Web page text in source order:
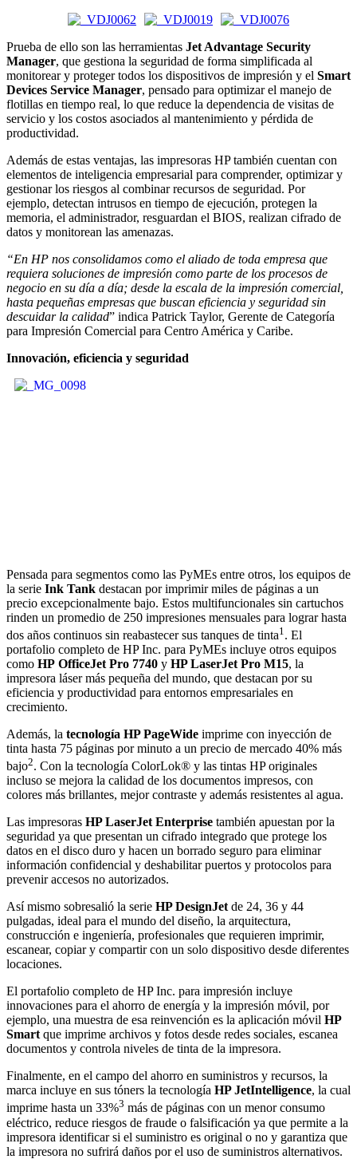
Prueba de ello son las herramientas Jet Advantage Security
Manager, que gestiona la seguridad de forma simplificada al
monitorear y proteger todos los dispositivos de impresión y el Smart
Devices Service Manager, pensado para optimizar el manejo de
flotillas en tiempo real, lo que reduce la dependencia de visitas de
servicio y los costos asociados al mantenimiento y pérdida de
productividad.
Además de estas ventajas, las impresoras HP también cuentan con
elementos de inteligencia empresarial para comprender, optimizar y
gestionar los riesgos al combinar recursos de seguridad. Por
ejemplo, detectan intrusos en tiempo de ejecución, protegen la
memoria, el administrador, resguardan el BIOS, realizan cifrado de
datos y monitorean las amenazas.
“En HP nos consolidamos como el aliado de toda empresa que
requiera soluciones de impresión como parte de los procesos de
negocio en su día a día; desde la escala de la impresión comercial,
hasta pequeñas empresas que buscan eficiencia y seguridad sin
descuidar la calidad” indica Patrick Taylor, Gerente de Categoría
para Impresión Comercial para Centro América y Caribe.
Innovación, eficiencia y seguridad
Pensada para segmentos como las PyMEs entre otros, los equipos de
la serie Ink Tank destacan por imprimir miles de páginas a un
precio excepcionalmente bajo. Estos multifuncionales sin cartuchos
rinden un promedio de 250 impresiones mensuales para lograr hasta
dos años continuos sin reabastecer sus tanques de tinta1 . El
portafolio completo de HP Inc. para PyMEs incluye otros equipos
como HP OfficeJet Pro 7740 y HP LaserJet Pro M15, la
impresora láser más pequeña del mundo, que destacan por su
eficiencia y productividad para entornos empresariales en
crecimiento.
Además, la tecnología HP PageWide imprime con inyección de
tinta hasta 75 páginas por minuto a un precio de mercado 40% más
bajo2. Con la tecnología ColorLok® y las tintas HP originales
incluso se mejora la calidad de los documentos impresos, con
colores más brillantes, mejor contraste y además resistentes al agua.
Las impresoras HP LaserJet Enterprise también apuestan por la
seguridad ya que presentan un cifrado integrado que protege los
datos en el disco duro y hacen un borrado seguro para eliminar
información confidencial y deshabilitar puertos y protocolos para
prevenir accesos no autorizados.
Así mismo sobresalió la serie HP DesignJetde 24, 36 y 44
pulgadas, ideal para el mundo del diseño, la arquitectura,
construcción e ingeniería, profesionales que requieren imprimir,
escanear, copiar y compartir con un solo dispositivo desde diferentes
locaciones.
El portafolio completo de HP Inc. para impresión incluye
innovaciones para el ahorro de energía y la impresión móvil, por
ejemplo, una muestra de esa reinvención es la aplicación móvil HP
Smartque imprime archivos y fotos desde redes sociales, escanea
documentos y controla niveles de tinta de la impresora.
Finalmente, en el campo del ahorro en suministros y recursos, la
marca incluye en sus tóners la tecnología HP JetIntelligence, la cual
imprime hasta un 33%3 más de páginas con un menor consumo
eléctrico, reduce riesgos de fraude o falsificación ya que permite a la
impresora identificar si el suministro es original o no y garantiza que
la impresora no sufrirá daños por el uso de suministros alternativos.